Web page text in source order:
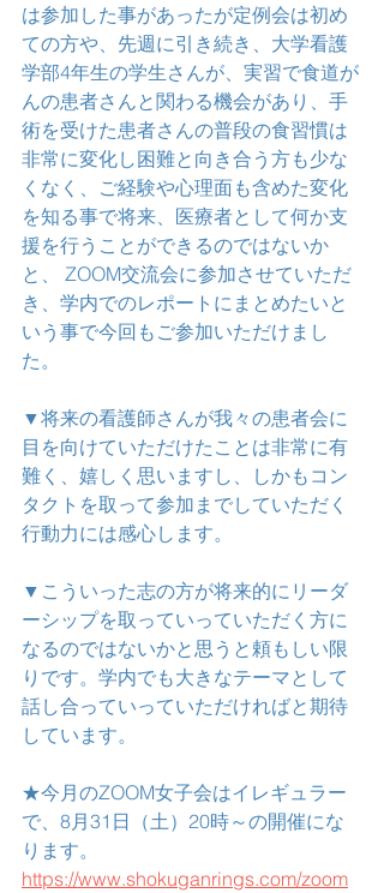
は参加した事があったが定例会は初め
ての方や、先週に引き続き、大学看護
学部4年生の学生さんが、実習で食道が
んの患者さんと関わる機会があり、手
術を受けた患者さんの普段の食習慣は
非常に変化し困難と向き合う方も少な
くなく、ご経験や心理面も含めた変化
を知る事で将来、医療者として何か支
援を行うことができるのではないか
と、 ZOOM交流会に参加させていただ
き、学内でのレポートにまとめたいと
いう事で今回もご参加いただけまし
た。
▼将来の看護師さんが我々の患者会に
目を向けていただけたことは非常に有
難く、嬉しく思いますし、しかもコン
タクトを取って参加までしていただく
行動力には感心します。
▼こういった志の方が将来的にリーダ
ーシップを取っていっていただく方に
なるのではないかと思うと頼もしい限
りです。学内でも大きなテーマとして
話し合っていっていただければと期待
しています。
★今月のZOOM女子会はイレギュラー
で、8月31日（土）20時～の開催にな
ります。
https://www.shokuganrings.com/zoom